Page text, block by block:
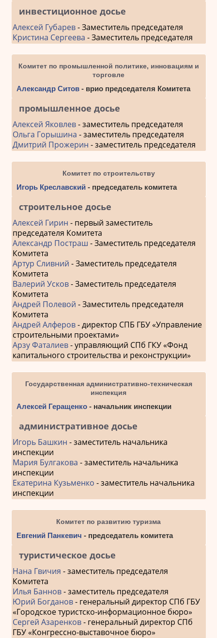
инвестиционное досье
Алексей Губарев- Заместитель председателя
Кристина Сергеева - Заместитель председателя
Комитет по промышленной политике, инновациям и
торговле
Александр Ситов- врио председателя Комитета
промышленное досье
Алексей Яковлев- заместитель председателя
Ольга Горышина - заместитель председателя
Дмитрий Прожерин - заместитель председателя
Комитет по строительству
Игорь Креславский - председатель комитета
строительное досье
Алексей Гирин - первый заместитель
председателя Комитета
Александр Постраш - Заместитель председателя
Комитета
Артур Сливний - Заместитель председателя
Комитета
Валерий Усков- Заместитель председателя
Комитета
Андрей Полевой - Заместитель председателя
Комитета
Андрей Алферов- директор СПБ ГБУ «Управление
строительными проектами»
Арзу Фаталиев- управляющий СПб ГКУ «Фонд
капитального строительства и реконструкции»
Государственная административно-техническая
инспекция
Алексей Геращенко- начальник инспекции
административное досье
Игорь Башкин - заместитель начальника
инспекции
Мария Булгакова - заместитель начальника
инспекции
Екатерина Кузьменко - заместитель начальника
инспекции
Комитет по развитию туризма
Евгений Панкевич - председатель комитета
туристическое досье
Нана Гвичия - заместитель председателя
Комитета
Илья Баннов- заместитель председателя
Юрий Богданов- генеральный директор СПб ГБУ
«Городское туристско-информационное бюро»
Сергей Азаренков- генеральный директор СПб
ГБУ «Конгрессно-выставочное бюро»